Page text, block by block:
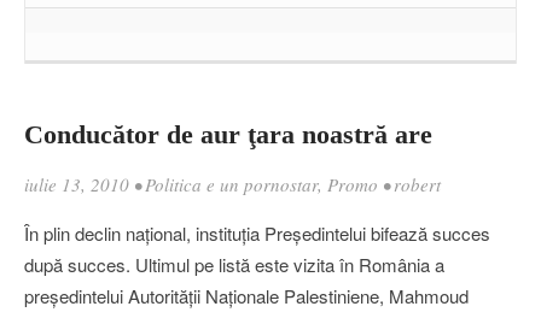
Conducător de aur ţara noastră are
iulie 13, 2010 •Politica e un pornostar, Promo •robert
În plin declin naţional, instituţia Preşedintelui bifează succes
după succes. Ultimul pe listă este vizita în România a
preşedintelui Autorităţii Naţionale Palestiniene, Mahmoud